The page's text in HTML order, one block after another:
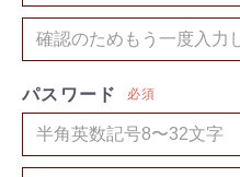
パスワード 必須